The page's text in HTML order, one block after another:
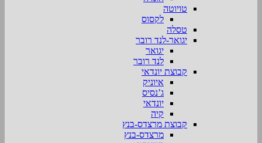
טויוטה
לקסוס
טסלה
יגואר-לנד רובר
יגואר
לנד רובר
קבוצת יונדאי
איוניק
ג’נסיס
יונדאי
קיה
קבוצת מרצדס-בנץ
מרצדס-בנץ